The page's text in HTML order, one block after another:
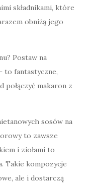
składnikami, które
obniżą jego
Postaw na
to fantastyczne,
połączyć makaron z
sosów na
to zawsze
i ziołami to
Takie kompozycje
ale i dostarczą